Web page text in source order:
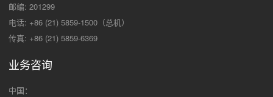
邮编: 201299
电话: +86 (21) 5859-1500（总机）
传真: +86 (21) 5859-6369
业务咨询
中国：